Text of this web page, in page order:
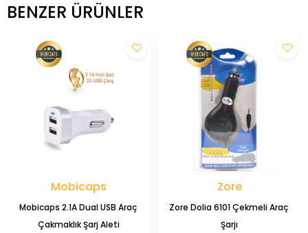
BENZER ÜRÜNLER
Mobicaps
Mobicaps 2.1A Dual USB Araç
Çakmaklık Şarj Aleti
Zore
Zore Dolia 6101 Çekmeli Araç
Şarjı